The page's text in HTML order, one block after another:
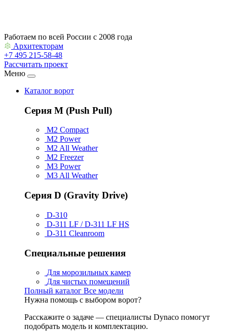
Работаем по всей России с 2008 года
Архитекторам
+7 495 215-58-48
Рассчитать проект
Меню
Каталог ворот
Серия M (Push Pull)
M2 Compact
M2 Power
M2 All Weather
M2 Freezer
M3 Power
M3 All Weather
Серия D (Gravity Drive)
D-310
D-311 LF / D-311 LF HS
D-311 Cleanroom
Специальные решения
Для морозильных камер
Для чистых помещений
Полный каталог Все модели
Нужна помощь с выбором ворот?
Расскажите о задаче — специалисты Dynaco помогут
подобрать модель и комплектацию.